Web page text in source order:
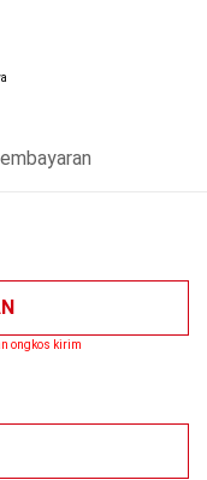
ongkos kirim